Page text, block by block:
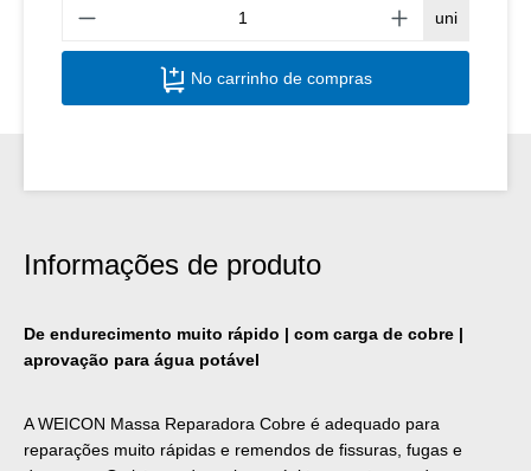
uni
No carrinho de compras
Informações de produto
De endurecimento muito rápido | com carga de cobre |
aprovação para água potável
A WEICON Massa Reparadora Cobre é adequado para
reparações muito rápidas e remendos de fissuras, fugas e